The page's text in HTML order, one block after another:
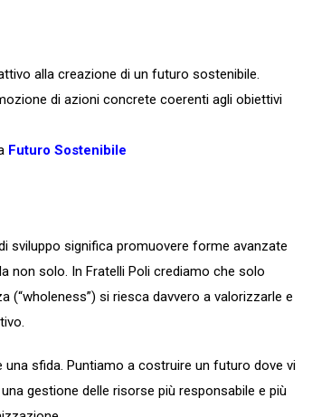
alla creazione di un futuro sostenibile.
di azioni concrete coerenti agli obiettivi
Futuro Sostenibile
sviluppo significa promuovere forme avanzate
non solo. In Fratelli Poli crediamo che solo
(“wholeness”) si riesca davvero a valorizzarle e
una sfida. Puntiamo a costruire un futuro dove vi
gestione delle risorse più responsabile e più